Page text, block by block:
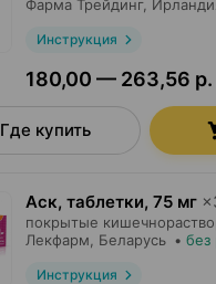
Фарма Трейдинг,
Инструкция
180,00 — 263,56 р.
Где купить
Аск, таблетки, 75 мг ×
покрытые
Лекфарм , Беларусь • без
Инструкция